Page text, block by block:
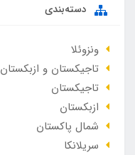
دسته‌بندی
ونزوئلا
تاجیکستان و ازبکستان
تاجیکستان
ازبکستان
شمال پاکستان
سریلانکا